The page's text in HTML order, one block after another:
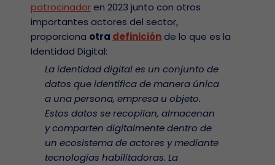
patrocinador en 2023 junto con otros
importantes actores del sector,
proporciona otra definiciónde lo que es la
Identidad Digital:
La identidad digital es un conjunto de
datos que identifica de manera única
a una persona, empresa u objeto.
Estos datos se recopilan, almacenan
y comparten digitalmente dentro de
un ecosistema de actores y mediante
tecnologías habilitadoras. La